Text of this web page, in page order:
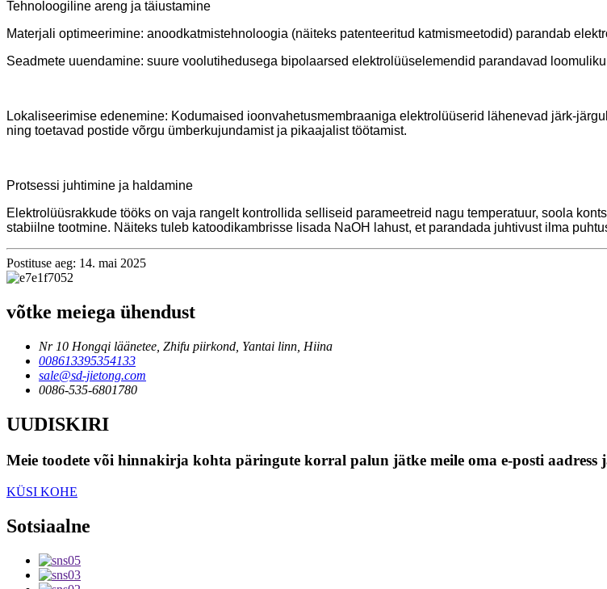
Tehnoloogiline areng ja täiustamine
Materjali optimeerimine: anoodkatmistehnoloogia (näiteks patenteeritud katmismeetodid) parandab
Seadmete uuendamine: suure voolutihedusega bipolaarsed elektrolüüselemendid parandavad
Lokaliseerimise edenemine: Kodumaised ioonvahetusmembraaniga elektrolüüserid lähenevad järk-
ning toetavad postide võrgu ümberkujundamist ja pikaajalist töötamist.
Protsessi juhtimine ja haldamine
Elektrolüüsrakkude tööks on vaja rangelt kontrollida selliseid parameetreid nagu temperatuur, soola
stabiilne tootmine. Näiteks tuleb katoodikambrisse lisada NaOH lahust, et parandada juhtivust ilma
Postituse aeg: 14. mai 2025
võtke meiega ühendust
Nr 10 Hongqi läänetee, Zhifu piirkond, Yantai linn, Hiina
008613395354133
sale@sd-jietong.com
0086-535-6801780
UUDISKIRI
Meie toodete või hinnakirja kohta päringute korral palun jätke meile oma e-posti aadress
KÜSI KOHE
Sotsiaalne